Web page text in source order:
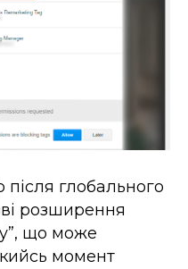
глобального
розширення
що може
момент